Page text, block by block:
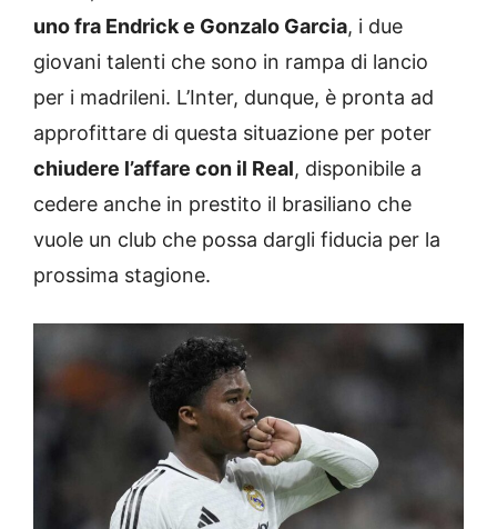
uno fra Endrick e Gonzalo Garcia, i due
giovani talenti che sono in rampa di lancio
per i madrileni. L’Inter, dunque, è pronta ad
approfittare di questa situazione per poter
chiudere l’affare con il Real, disponibile a
cedere anche in prestito il brasiliano che
vuole un club che possa dargli fiducia per la
prossima stagione.